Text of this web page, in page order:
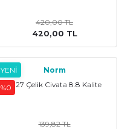
420,00 TL
420,00 TL
YENİ
%0
Norm
M 27 Çelik Civata 8.8 Kalite
139,82 TL